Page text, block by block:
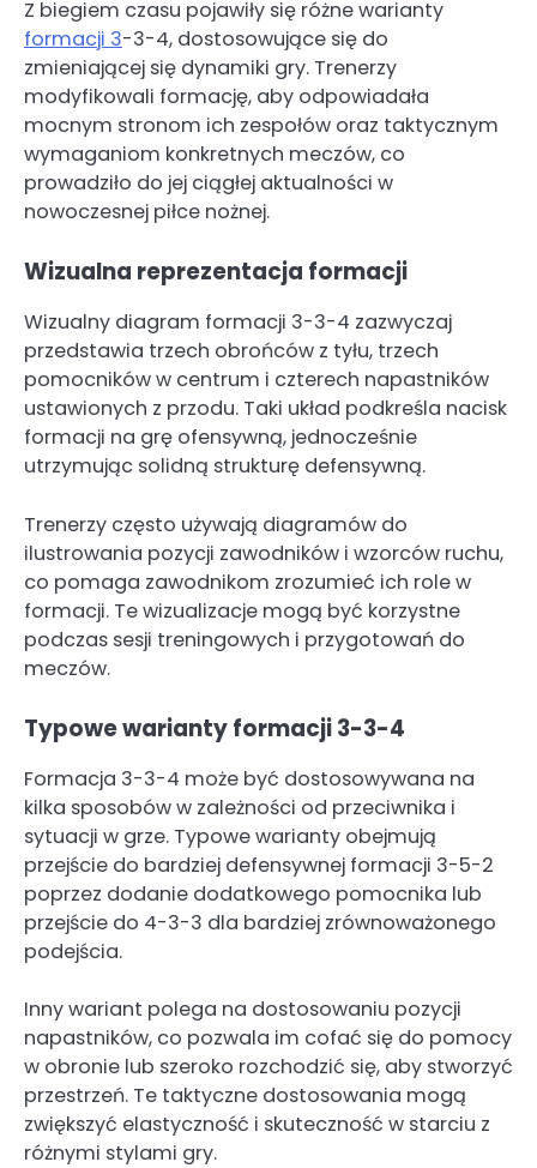
Z biegiem czasu pojawiły się różne warianty
formacji 3-3-4, dostosowujące się do
zmieniającej się dynamiki gry. Trenerzy
modyfikowali formację, aby odpowiadała
mocnym stronom ich zespołów oraz taktycznym
wymaganiom konkretnych meczów, co
prowadziło do jej ciągłej aktualności w
nowoczesnej piłce nożnej.
Wizualna reprezentacja formacji
Wizualny diagram formacji 3-3-4 zazwyczaj
przedstawia trzech obrońców z tyłu, trzech
pomocników w centrum i czterech napastników
ustawionych z przodu. Taki układ podkreśla nacisk
formacji na grę ofensywną, jednocześnie
utrzymując solidną strukturę defensywną.
Trenerzy często używają diagramów do
ilustrowania pozycji zawodników i wzorców ruchu,
co pomaga zawodnikom zrozumieć ich role w
formacji. Te wizualizacje mogą być korzystne
podczas sesji treningowych i przygotowań do
meczów.
Typowe warianty formacji 3-3-4
Formacja 3-3-4 może być dostosowywana na
kilka sposobów w zależności od przeciwnika i
sytuacji w grze. Typowe warianty obejmują
przejście do bardziej defensywnej formacji 3-5-2
poprzez dodanie dodatkowego pomocnika lub
przejście do 4-3-3 dla bardziej zrównoważonego
podejścia.
Inny wariant polega na dostosowaniu pozycji
napastników, co pozwala im cofać się do pomocy
w obronie lub szeroko rozchodzić się, aby stworzyć
przestrzeń. Te taktyczne dostosowania mogą
zwiększyć elastyczność i skuteczność w starciu z
różnymi stylami gry.